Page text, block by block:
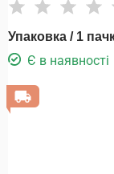
Упаковка / 1
Є в наявності